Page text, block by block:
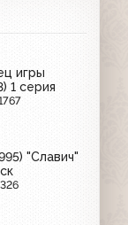
игры
1 серия
"Славич"